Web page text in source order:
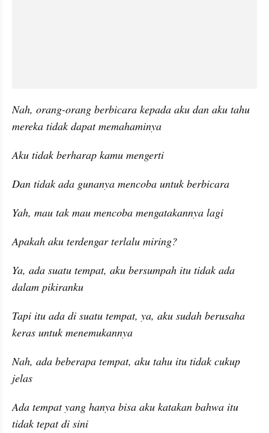
Nah, orang-orang berbicara kepada aku dan aku tahu
mereka tidak dapat memahaminya
Aku tidak berharap kamu mengerti
Dan tidak ada gunanya mencoba untuk berbicara
Yah, mau tak mau mencoba mengatakannya lagi
Apakah aku terdengar terlalu miring?
Ya, ada suatu tempat, aku bersumpah itu tidak ada
dalam pikiranku
Tapi itu ada di suatu tempat, ya, aku sudah berusaha
keras untuk menemukannya
Nah, ada beberapa tempat, aku tahu itu tidak cukup
jelas
Ada tempat yang hanya bisa aku katakan bahwa itu
tidak tepat di sini